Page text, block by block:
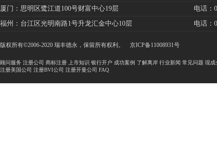
厦门：思明区鹭江道100号财富中心19层 电话：
福州：台江区光明南路1号升龙汇金中心10层 电话：
版权所有©2006-2020 瑞丰德永，保留所有权利。 京ICP备11008931号
顾问服务 注册公司 商标注册 上市知识 银行开户 成功案例 了解离岸 行业新闻 常见问题 现成
注册美国公司 注册BVI公司 注册开曼公司 FAQ